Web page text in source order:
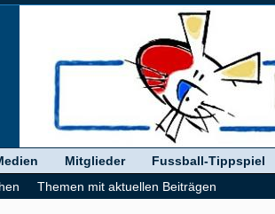
Themen mit aktuellen Beiträgen
Mitglieder Fussball-Tippspiel